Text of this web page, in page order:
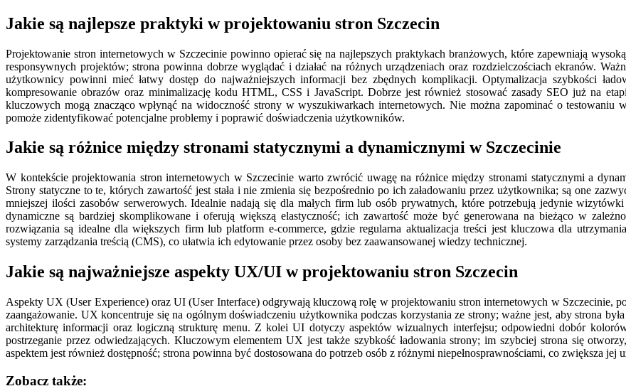
Jakie są najlepsze praktyki w projektowaniu stron Szczecin
Projektowanie stron internetowych w Szczecinie powinno opierać się na najlepszych praktykach branżowych, które zapewniają
responsywnych projektów; strona powinna dobrze wyglądać i działać na różnych urządzeniach oraz rozdzielczościach ekranów.
użytkownicy powinni mieć łatwy dostęp do najważniejszych informacji bez zbędnych komplikacji. Optymalizacja szybkości
kompresowanie obrazów oraz minimalizację kodu HTML, CSS i JavaScript. Dobrze jest również stosować zasady SEO już na
kluczowych mogą znacząco wpłynąć na widoczność strony w wyszukiwarkach internetowych. Nie można zapominać o testowaniu
pomoże zidentyfikować potencjalne problemy i poprawić doświadczenia użytkowników.
Jakie są różnice między stronami statycznymi a dynamicznymi w Szczecinie
W kontekście projektowania stron internetowych w Szczecinie warto zwrócić uwagę na różnice między stronami statycznymi a
Strony statyczne to te, których zawartość jest stała i nie zmienia się bezpośrednio po ich załadowaniu przez użytkownika; są one
mniejszej ilości zasobów serwerowych. Idealnie nadają się dla małych firm lub osób prywatnych, które potrzebują jedynie
dynamiczne są bardziej skomplikowane i oferują większą elastyczność; ich zawartość może być generowana na bieżąco w
rozwiązania są idealne dla większych firm lub platform e-commerce, gdzie regularna aktualizacja treści jest kluczowa dla
systemy zarządzania treścią (CMS), co ułatwia ich edytowanie przez osoby bez zaawansowanej wiedzy technicznej.
Jakie są najważniejsze aspekty UX/UI w projektowaniu stron Szczecin
Aspekty UX (User Experience) oraz UI (User Interface) odgrywają kluczową rolę w projektowaniu stron internetowych w Szczecinie,
zaangażowanie. UX koncentruje się na ogólnym doświadczeniu użytkownika podczas korzystania ze strony; ważne jest, aby strona
architekturę informacji oraz logiczną strukturę menu. Z kolei UI dotyczy aspektów wizualnych interfejsu; odpowiedni dobór
postrzeganie przez odwiedzających. Kluczowym elementem UX jest także szybkość ładowania strony; im szybciej strona się
aspektem jest również dostępność; strona powinna być dostosowana do potrzeb osób z różnymi niepełnosprawnościami, co zwiększa jej
Zobacz także: